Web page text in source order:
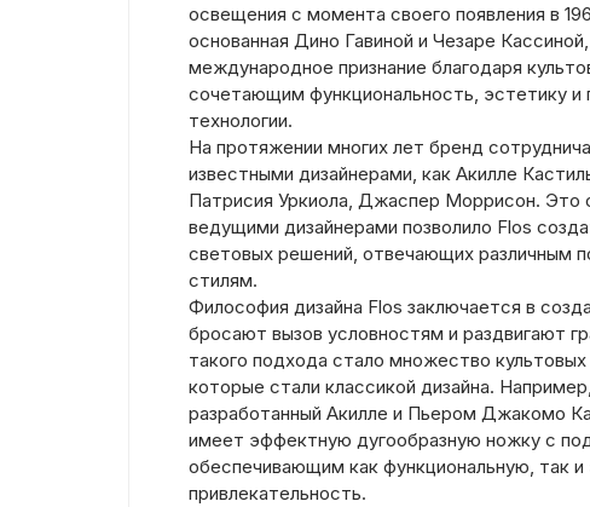
освещения с момента своего появления в
основанная Дино Гавиной и Чезаре
международное признание благодаря
сочетающим функциональность, эстетику и
технологии.
На протяжении многих лет бренд
известными дизайнерами, как Акилле
Патрисия Уркиола, Джаспер Моррисон. Это
ведущими дизайнерами позволило Flos
световых решений, отвечающих различным
стилям.
Философия дизайна Flos заключается в
бросают вызов условностям и раздвигают
такого подхода стало множество культовых
которые стали классикой дизайна.
разработанный Акилле и Пьером Джакомо
имеет эффектную дугообразную ножку с
обеспечивающим как функциональную, так
привлекательность.